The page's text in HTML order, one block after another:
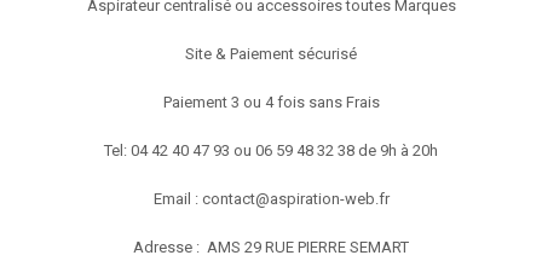
Aspirateur centralisé ou accessoires toutes Marques
Site & Paiement sécurisé
Paiement 3 ou 4 fois sans Frais
Tel: 04 42 40 47 93 ou 06 59 48 32 38 de 9h à 20h
Email : contact@aspiration-web.fr
Adresse : AMS 29 RUE PIERRE SEMART